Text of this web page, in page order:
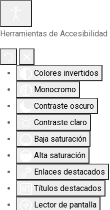
Herramientas de Accesibilidad
Colores invertidos
Monocromo
Contraste oscuro
Contraste claro
Baja saturación
Alta saturación
Enlaces destacados
Títulos destacados
Lector de pantalla